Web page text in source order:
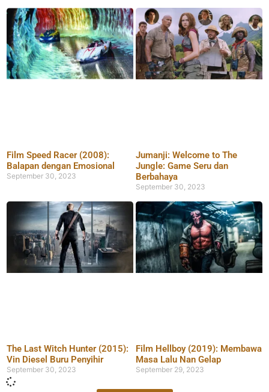
Film Speed Racer (2008):
Balapan dengan Emosional
September 30, 2023
Jumanji: Welcome to The
Jungle: Game Seru dan
Berbahaya
September 30, 2023
The Last Witch Hunter (2015):
Vin Diesel Buru Penyihir
September 30, 2023
Film Hellboy (2019): Membawa
Masa Lalu Nan Gelap
September 29, 2023